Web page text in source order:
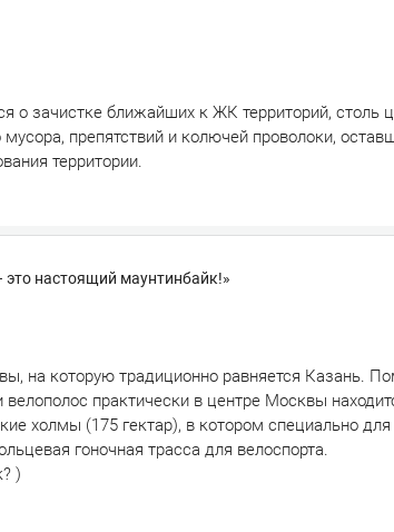
о зачистке ближайших к ЖК территорий, столь
препятствий и колючей проволоки,
территории.
это настоящий маунтинбайк!»
на которую традиционно равняется Казань.
практически в центре Москвы
холмы (175 гектар), в котором специально для
гоночная трасса для велоспорта.
)